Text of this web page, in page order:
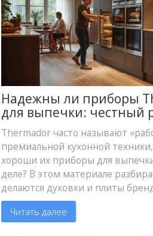
Надежны ли приборы
для выпечки: честный
Thermador часто называют
премиальной кухонной
хороши их приборы для
деле? В этом материале
делаются духовки и плиты
технологии стоят за красивой
как Thermador ведут себя при
Читать далее